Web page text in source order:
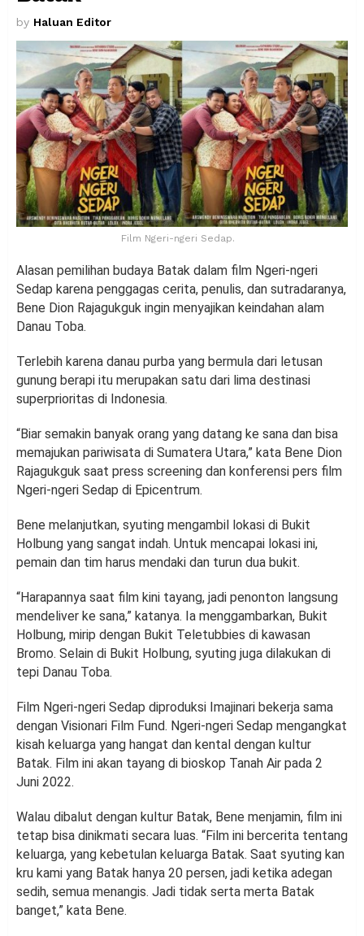
by Haluan Editor
Film Ngeri-ngeri Sedap.
Alasan pemilihan budaya Batak dalam film Ngeri-ngeri
Sedap karena penggagas cerita, penulis, dan sutradaranya,
Bene Dion Rajagukguk ingin menyajikan keindahan alam
Danau Toba.
Terlebih karena danau purba yang bermula dari letusan
gunung berapi itu merupakan satu dari lima destinasi
superprioritas di Indonesia.
“Biar semakin banyak orang yang datang ke sana dan bisa
memajukan pariwisata di Sumatera Utara,” kata Bene Dion
Rajagukguk saat press screening dan konferensi pers film
Ngeri-ngeri Sedap di Epicentrum.
Bene melanjutkan, syuting mengambil lokasi di Bukit
Holbung yang sangat indah. Untuk mencapai lokasi ini,
pemain dan tim harus mendaki dan turun dua bukit.
“Harapannya saat film kini tayang, jadi penonton langsung
mendeliver ke sana,” katanya. Ia menggambarkan, Bukit
Holbung, mirip dengan Bukit Teletubbies di kawasan
Bromo. Selain di Bukit Holbung, syuting juga dilakukan di
tepi Danau Toba.
Film Ngeri-ngeri Sedap diproduksi Imajinari bekerja sama
dengan Visionari Film Fund. Ngeri-ngeri Sedap mengangkat
kisah keluarga yang hangat dan kental dengan kultur
Batak. Film ini akan tayang di bioskop Tanah Air pada 2
Juni 2022.
Walau dibalut dengan kultur Batak, Bene menjamin, film ini
tetap bisa dinikmati secara luas. “Film ini bercerita tentang
keluarga, yang kebetulan keluarga Batak. Saat syuting kan
kru kami yang Batak hanya 20 persen, jadi ketika adegan
sedih, semua menangis. Jadi tidak serta merta Batak
banget,” kata Bene.